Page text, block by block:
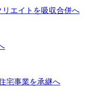
エイトを吸収合併へ
宅事業を承継へ